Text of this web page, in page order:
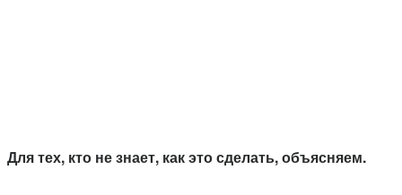
Для тех, кто не знает, как это сделать, объясняем.